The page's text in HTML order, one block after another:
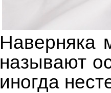
Наверняка
называют
иногда